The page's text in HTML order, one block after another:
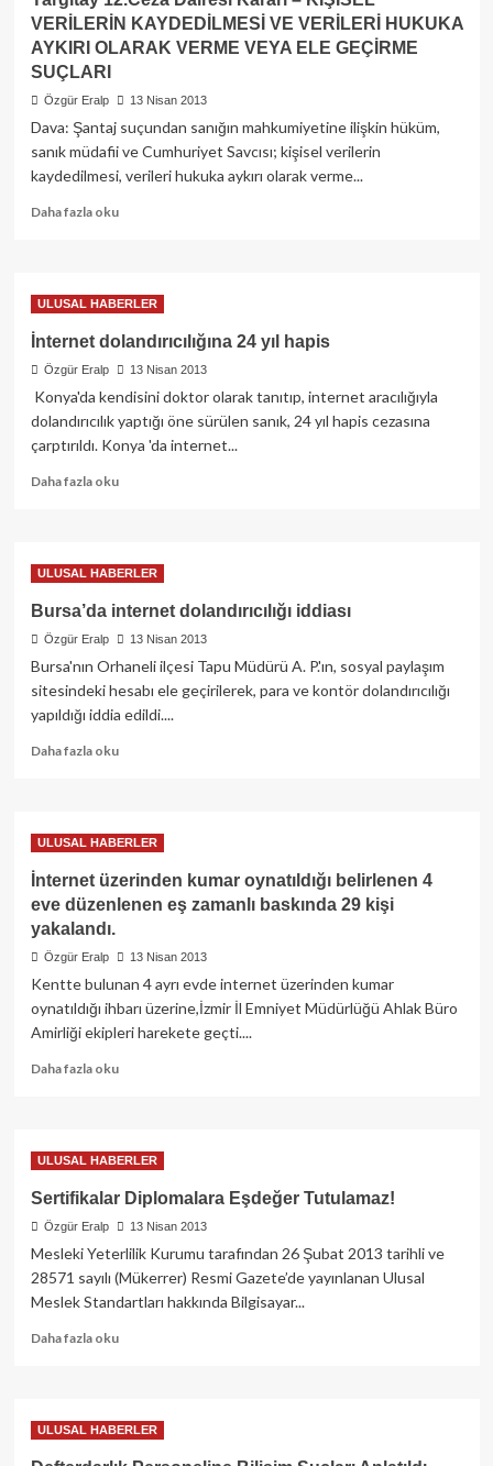
VERİLERİN KAYDEDİLMESİ VE VERİLERİ HUKUKA
AYKIRI OLARAK VERME VEYA ELE GEÇİRME
SUÇLARI
Özgür Eralp 13 Nisan 2013
Dava: Şantaj suçundan sanığın mahkumiyetine ilişkin hüküm,
sanık müdafii ve Cumhuriyet Savcısı; kişisel verilerin
kaydedilmesi, verileri hukuka aykırı olarak verme...
Daha fazla okuRead
12.Ceza
Dairesi
Kararı
KİŞİSEL
VERİLERİN
KAYDEDİLMESİ
HUKUKA
VEYA
ELE
GEÇİRME
ULUSAL HABERLER
İnternet dolandırıcılığına 24 yıl hapis
Özgür Eralp 13 Nisan 2013
Konya'da kendisini doktor olarak tanıtıp, internet aracılığıyla
dolandırıcılık yaptığı öne sürülen sanık, 24 yıl hapis cezasına
çarptırıldı. Konya 'da internet...
Daha fazla okuRead
dolandırıcılığına
24
yıl
ULUSAL HABERLER
Bursa’da internet dolandırıcılığı iddiası
Özgür Eralp 13 Nisan 2013
Bursa'nın Orhaneli ilçesi Tapu Müdürü A. P.'ın, sosyal paylaşım
sitesindeki hesabı ele geçirilerek, para ve kontör dolandırıcılığı
yapıldığı iddia edildi....
Daha fazla okuRead
internet
dolandırıcılığı
iddiası
ULUSAL HABERLER
İnternet üzerinden kumar oynatıldığı belirlenen 4
eve düzenlenen eş zamanlı baskında 29 kişi
yakalandı.
Özgür Eralp 13 Nisan 2013
Kentte bulunan 4 ayrı evde internet üzerinden kumar
oynatıldığı ihbarı üzerine,İzmir İl Emniyet Müdürlüğü Ahlak Büro
Amirliği ekipleri harekete geçti....
Daha fazla okuRead
üzerinden
kumar
oynatıldığı
belirlenen
4
eve
düzenlenen
eş
baskında
ULUSAL HABERLER
Sertifikalar Diplomalara Eşdeğer Tutulamaz!
Özgür Eralp 13 Nisan 2013
Mesleki Yeterlilik Kurumu tarafından 26 Şubat 2013 tarihli ve
28571 sayılı (Mükerrer) Resmi Gazete’de yayınlanan Ulusal
Meslek Standartları hakkında Bilgisayar...
Daha fazla okuRead
Diplomalara
Eşdeğer
Tutulamaz!
ULUSAL HABERLER